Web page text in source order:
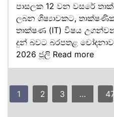
පාසලක 12 වන වසරේ
ලබන ශිෂ්‍යාවකට,
තාක්ෂණ (IT) විෂය
දුන් බවට බරපතළ
2026 ජූලි Read more
1 2 3 …